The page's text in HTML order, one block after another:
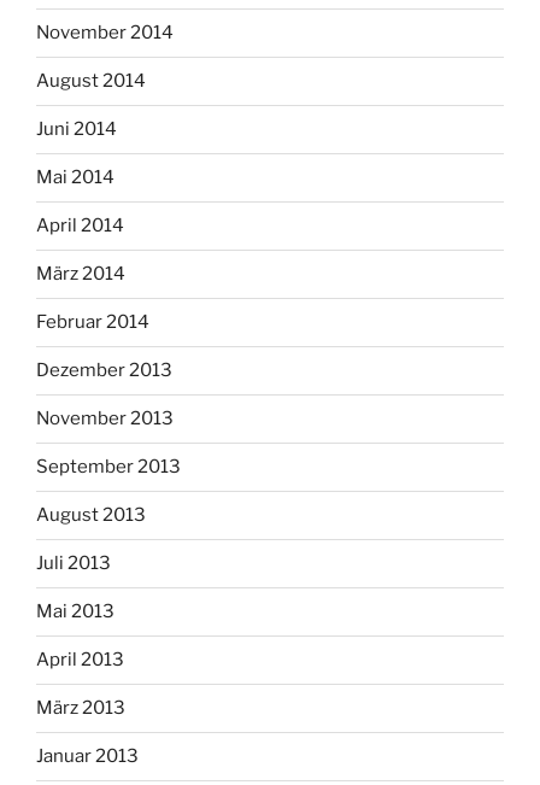
November 2014
August 2014
Juni 2014
Mai 2014
April 2014
März 2014
Februar 2014
Dezember 2013
November 2013
September 2013
August 2013
Juli 2013
Mai 2013
April 2013
März 2013
Januar 2013